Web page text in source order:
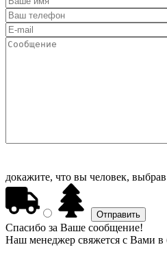
докажите, что вы человек, выбрав
Спасибо за Ваше сообщение!
Наш менеджер свяжется с Вами в